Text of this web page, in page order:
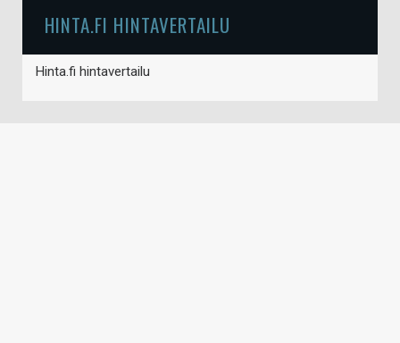
HINTA.FI HINTAVERTAILU
Hinta.fi hintavertailu